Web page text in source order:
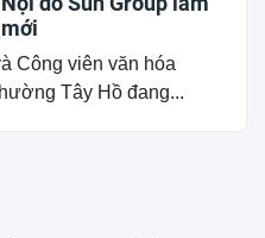
Công viên văn hóa
Tây Hồ đang...